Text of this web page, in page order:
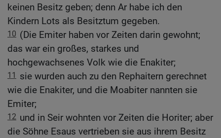
keinen Besitz geben; denn Ar habe ich den
Kindern Lots als Besitztum gegeben.
10 (Die Emiter haben vor Zeiten darin gewohnt;
das war ein großes, starkes und
hochgewachsenes Volk wie die Enakiter;
11
sie wurden auch zu den Rephaitern gerechnet
wie die Enakiter, und die Moabiter nannten sie
Emiter;
12 und in Seir wohnten vor Zeiten die Horiter; aber
die Söhne Esaus vertrieben sie aus ihrem Besitz